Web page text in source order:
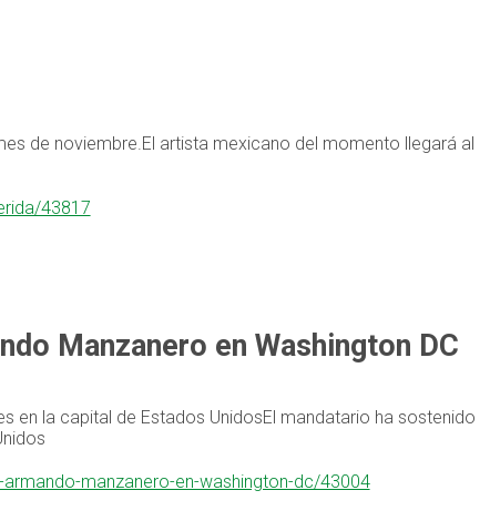
de noviembre.El artista mexicano del momento llegará al
43817
Manzanero en Washington DC
en la capital de Estados UnidosEl mandatario ha sostenido
manzanero-en-washington-dc/43004